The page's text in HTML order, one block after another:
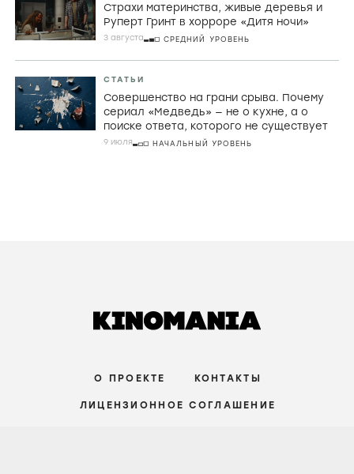
Страхи материнства, живые деревья и
Руперт Гринт в хорроре «Дитя ночи»
3 августа СРЕДНИЙ УРОВЕНЬ
СТАТЬИ
Совершенство на грани срыва. Почему
сериал «Медведь» — не о кухне, а о
поиске ответа, которого не существует
9 июля НАЧАЛЬНЫЙ УРОВЕНЬ
О ПРОЕКТЕ КОНТАКТЫ
ЛИЦЕНЗИОННОЕ СОГЛАШЕНИЕ